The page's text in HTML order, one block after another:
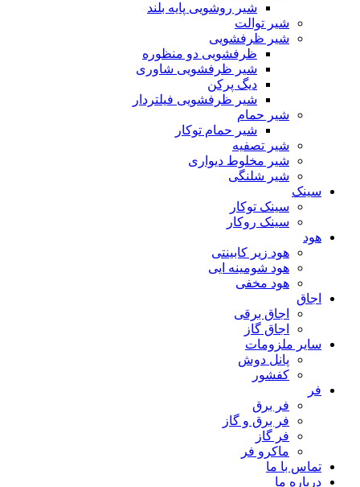
شیر روشویی پایه بلند
شیر توالت
شیر ظرفشویی
ظرفشویی دو منظوره
شیر ظرفشویی شاوری
دیگ پرکن
شیر ظرفشویی فیلتردار
شیر حمام
شیر حمام توکار
شیر تصفیه
شیر مخلوط دیواری
شیر شلنگی
سینک
سینک توکار
سینک روکار
هود
هود زیر كابینتی
هود شومینه ایی
هود مخفى
اجاق
اجاق برقى
اجاق گاز
سایر ملزومات
پانل دوش
کفشور
فر
فر برق
فر برق و گاز
فر گاز
ماكرو فر
تماس با ما
درباره ما